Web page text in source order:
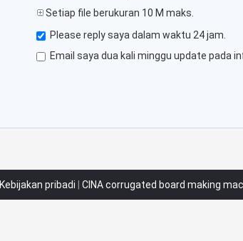
Setiap file berukuran 10 M maks.
Please reply saya dalam waktu 24 jam.
Email saya dua kali minggu update pada
Kebijakan pribadi CINA corrugated board making